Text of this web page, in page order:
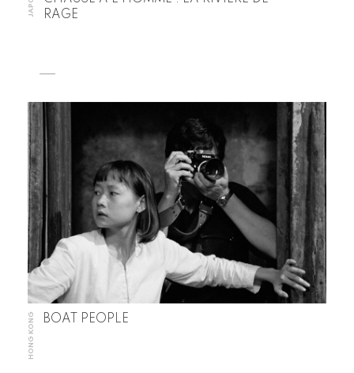
RAGE
HONG KONG BOAT PEOPLE